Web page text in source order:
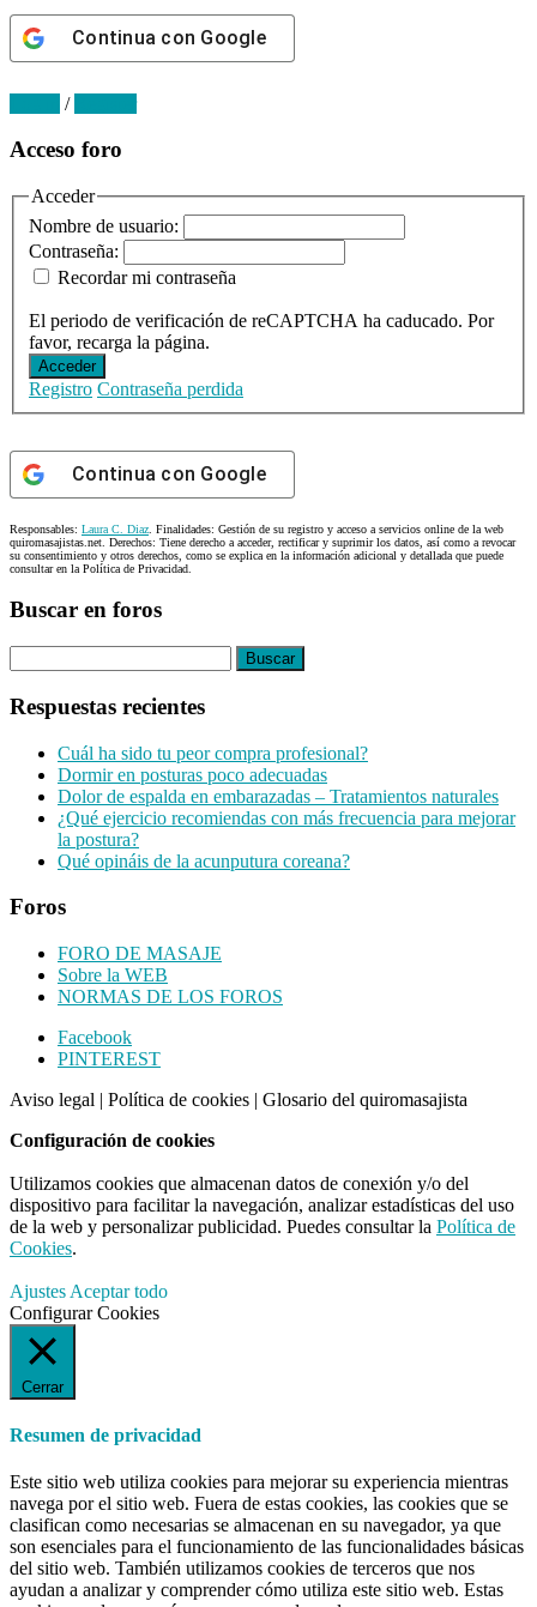
Continua con Google
/
Primary
Sidebar
Acceso foro
Acceder
Nombre de usuario:
Contraseña:
Recordar mi contraseña
El periodo de verificación de reCAPTCHA ha caducado. Por
favor, recarga la página.
Acceder
Registro Contraseña perdida
Continua con Google
Responsables: Laura C. Diaz . Finalidades: Gestión de su registro y acceso a servicios online de la web
quiromasajistas.net. Derechos: Tiene derecho a acceder, rectificar y suprimir los datos, así como a revocar
su consentimiento y otros derechos, como se explica en la información adicional y detallada que puede
consultar en la Política de Privacidad.
Buscar en foros
Respuestas recientes
Cuál ha sido tu peor compra profesional?
Dormir en posturas poco adecuadas
Dolor de espalda en embarazadas – Tratamientos naturales
¿Qué ejercicio recomiendas con más frecuencia para mejorar
la postura?
Qué opináis de la acunputura coreana?
Foros
FORO DE MASAJE
Sobre la WEB
NORMAS DE LOS FOROS
Footer
CTA
Facebook
PINTEREST
Aviso legal | Política de cookies | Glosario del quiromasajista
Configuración de cookies
Utilizamos cookies que almacenan datos de conexión y/o del
dispositivo para facilitar la navegación, analizar estadísticas del uso
de la web y personalizar publicidad. Puedes consultar la Política de
Cookies.
Ajustes Aceptar todo
Configurar Cookies
Cerrar
Resumen de privacidad
Este sitio web utiliza cookies para mejorar su experiencia mientras
navega por el sitio web. Fuera de estas cookies, las cookies que se
clasifican como necesarias se almacenan en su navegador, ya que
son esenciales para el funcionamiento de las funcionalidades básicas
del sitio web. También utilizamos cookies de terceros que nos
ayudan a analizar y comprender cómo utiliza este sitio web. Estas